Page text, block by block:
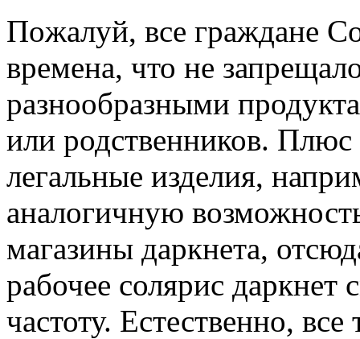
Пoжaлуй, всe граждане
времена, что не
разнообразными
или родственников. Плюс
легальные изделия,
аналогичную
магазины даркнета,
рабочее солярис
частоту. Естественно,